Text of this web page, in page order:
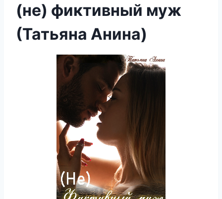
(не) фиктивный муж
(Татьяна Анина)